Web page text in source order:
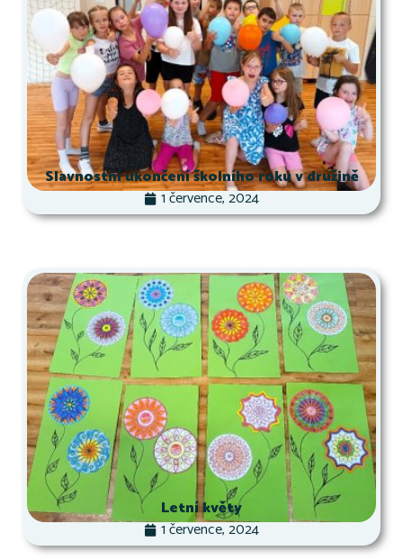
Slavnostní ukončení školního roku v družině
1 července, 2024
Letní květy
1 července, 2024